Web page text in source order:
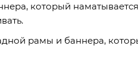
который
рамы и баннера,